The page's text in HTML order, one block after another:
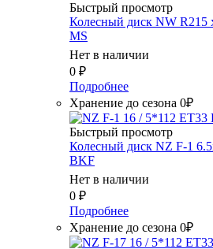
Быстрый просмотр
Колесный диск NW R215
MS
Нет в наличии
0 ₽
Подробнее
Хранение до сезона 0₽
Быстрый просмотр
Колесный диск NZ F-1
BKF
Нет в наличии
0 ₽
Подробнее
Хранение до сезона 0₽